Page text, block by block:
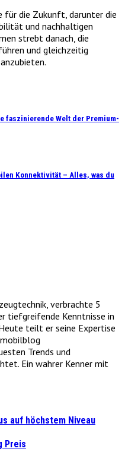
für die Zukunft, darunter die
und nachhaltigen
strebt danach, die
und gleichzeitig
faszinierende Welt der Premium-
Konnektivität – Alles, was du
verbrachte 5
tiefgreifende Kenntnisse in
teilt er seine Expertise
Trends und
Ein wahrer Kenner mit
auf höchstem Niveau
Preis